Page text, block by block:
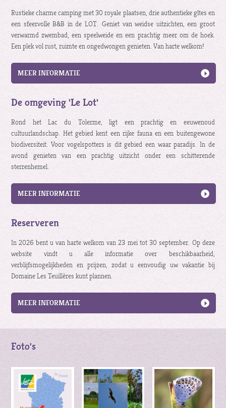
Rustieke charme camping met 30 royale plaatsen, drie authentieke gîtes en
een sfeervolle B&B in de LOT. Geniet van weidse uitzichten, een groot
verwarmd zwembad, een speelweide en een prachtig meer om de hoek.
Een plek vol rust, ruimte en ongedwongen genieten. Van harte welkom!
MEER INFORMATIE
De omgeving 'Le Lot'
Rond het Lac du Tolerme, ligt een prachtig en eeuwenoud
cultuurlandschap. Het gebied kent een rijke fauna en een buitengewone
biodiversiteit. Voor vogelspotters is dit gebied een waar paradijs. In de
avond genieten van een prachtig uitzicht onder een schitterende
sterrenhemel.
MEER INFORMATIE
Reserveren
In 2026 bent u van harte welkom van 23 mei tot 30 september. Op deze
website vindt u alle informatie over beschikbaarheid,
verblijfsmogelijkheden en prijzen, zodat u eenvoudig uw vakantie bij
Domaine Les Teuillères kunt plannen.
MEER INFORMATIE
Foto's